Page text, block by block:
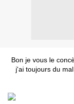
Bon je vous le
j'ai toujours du